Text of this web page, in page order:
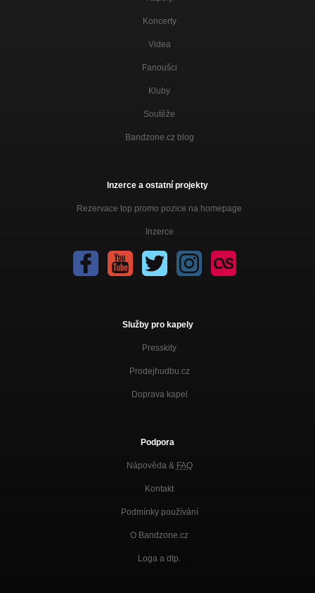
Pět švestek s bídou
Opatrovatelé obecného blaha
Koncerty
Videa
Fanoušci
Kluby
Soutěže
Bandzone.cz blog
Inzerce a ostatní projekty
Rezervace top promo pozice na homepage
Inzerce
Služby pro kapely
Presskity
Prodejhudbu.cz
Doprava kapel
Podpora
Nápověda & FAQ
Kontakt
Podmínky používání
O Bandzone.cz
Loga a dtp.